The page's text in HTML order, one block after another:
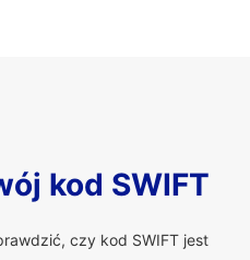
kod SWIFT
czy kod SWIFT jest